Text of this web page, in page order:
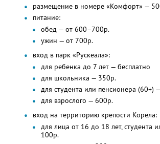
размещение в номере «Комфорт» —
питание:
обед — от 600–700р.
ужин — от 700р.
вход в парк «Рускеала»:
для ребенка до 7 лет — бесплатно
для школьника — 350р.
для студента или пенсионера (60+)
для взрослого — 600р.
вход на территорию крепости Корела:
для лица от 16 до 18 лет, студента
100р.